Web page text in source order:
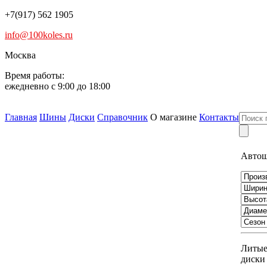
+7(917) 562 1905
info@100koles.ru
Москва
Время работы:
ежедневно с 9:00 до 18:00
Главная Шины Диски Справочник О магазине Контакты
Литые
диски